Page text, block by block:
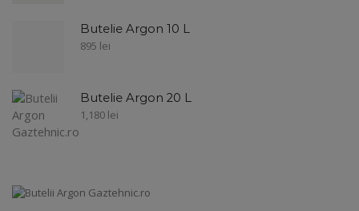
Butelie Argon 10 L
895 lei
Butelie Argon 20 L
1,180 lei